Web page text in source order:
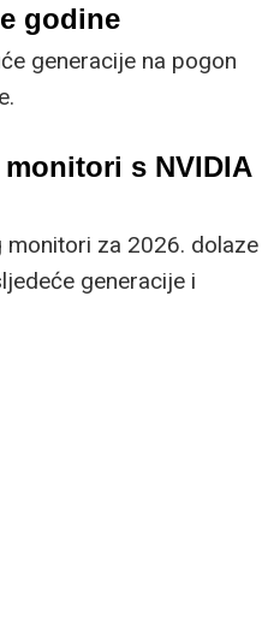
igraju igre raste pa
godine
generacije na pogon
s NVIDIA
monitori za 2026. dolaze
generacije i